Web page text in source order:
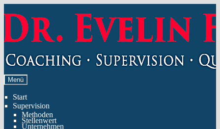
Navigation
springen
Inhalt
springen
Menü
Start
Supervision
Methoden
Stellenwert
Unternehmen